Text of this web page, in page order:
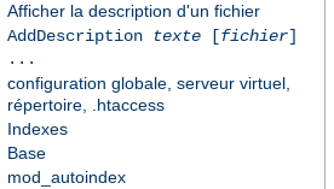
Afficher la description d'un fichier
AddDescription texte[fichier]
...
configuration globale, serveur virtuel,
répertoire, .htaccess
Indexes
Base
mod_autoindex